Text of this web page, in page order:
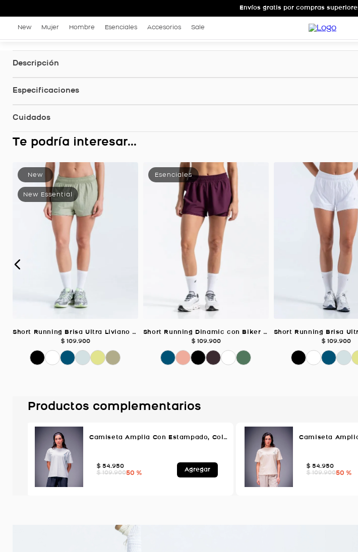
Envíos gratis por compras
New Mujer Hombre Esenciales Accesorios Sale
Descripción
Especificaciones
Cuidados
Te podría interesar...
Short Running Brisa Ultra Liviano Biker, Color VERDE SALVIA Para Mujer
$ 109.900
Short Running Dinamic con Biker Interno, Color Uva Para Mujer
$ 109.900
$ 109.900
Productos complementarios
Camiseta Amplia Con Estampado, Color VERDE AGUA Para Mujer
$ 54.950
$ 109.90050 % Agregar
$ 54.950
$ 109.90050 %